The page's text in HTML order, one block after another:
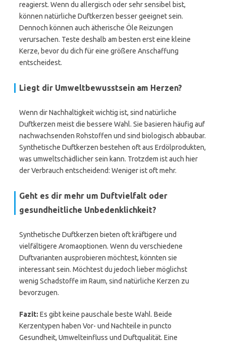
reagierst. Wenn du allergisch oder sehr sensibel bist,
können natürliche Duftkerzen besser geeignet sein.
Dennoch können auch ätherische Öle Reizungen
verursachen. Teste deshalb am besten erst eine kleine
Kerze, bevor du dich für eine größere Anschaffung
entscheidest.
Liegt dir Umweltbewusstsein am Herzen?
Wenn dir Nachhaltigkeit wichtig ist, sind natürliche
Duftkerzen meist die bessere Wahl. Sie basieren häufig auf
nachwachsenden Rohstoffen und sind biologisch abbaubar.
Synthetische Duftkerzen bestehen oft aus Erdölprodukten,
was umweltschädlicher sein kann. Trotzdem ist auch hier
der Verbrauch entscheidend: Weniger ist oft mehr.
Geht es dir mehr um Duftvielfalt oder
gesundheitliche Unbedenklichkeit?
Synthetische Duftkerzen bieten oft kräftigere und
vielfältigere Aromaoptionen. Wenn du verschiedene
Duftvarianten ausprobieren möchtest, könnten sie
interessant sein. Möchtest du jedoch lieber möglichst
wenig Schadstoffe im Raum, sind natürliche Kerzen zu
bevorzugen.
Fazit: Es gibt keine pauschale beste Wahl. Beide
Kerzentypen haben Vor- und Nachteile in puncto
Gesundheit, Umwelteinfluss und Duftqualität. Eine